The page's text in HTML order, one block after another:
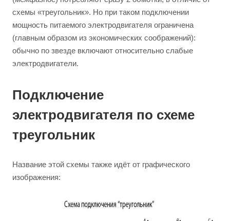
схемы «треугольник». Но при таком подключении
мощность питаемого электродвигателя ограничена
(главным образом из экономических соображений):
обычно по звезде включают относительно слабые
электродвигатели.
Подключение
электродвигателя по схеме
треугольник
Название этой схемы также идёт от графического
изображения: